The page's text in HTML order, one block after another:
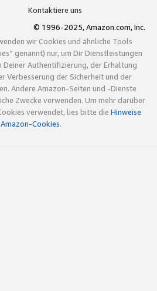
Kontaktiere uns
© 1996-2025, Amazon.com, Inc.
wir Cookies und ähnliche Tools
genannt) nur, um Dir Dienstleistungen
Deiner Authentifizierung, der Erhaltung
Verbesserung der Sicherheit und der
Andere Amazon-Seiten und -Dienste
Zwecke verwenden. Um mehr darüber
verwendet, lies bitte die Hinweise
Cookies.